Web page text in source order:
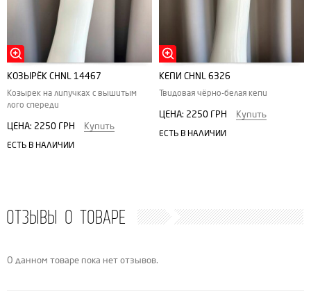
КОЗЫРЁК CHNL 14467
Козырек на липучках с вышитым
лого спереди
ЦЕНА: 2250 ГРН Купить
ЕСТЬ В НАЛИЧИИ
КЕПИ CHNL 6326
Твидовая чёрно-белая кепи
ЦЕНА: 2250 ГРН Купить
ЕСТЬ В НАЛИЧИИ
ОТЗЫВЫ О ТОВАРЕ
О данном товаре пока нет отзывов.